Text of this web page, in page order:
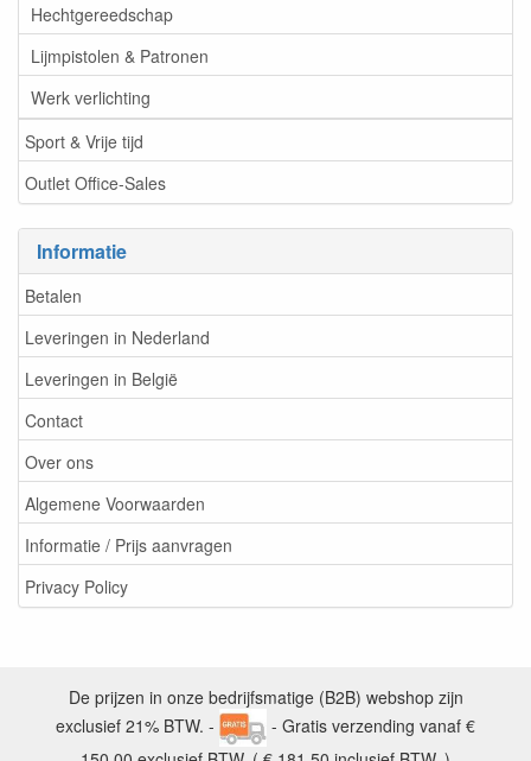
Hechtgereedschap
Lijmpistolen & Patronen
Werk verlichting
Sport & Vrije tijd
Outlet Office-Sales
Informatie
Betalen
Leveringen in Nederland
Leveringen in België
Contact
Over ons
Algemene Voorwaarden
Informatie / Prijs aanvragen
Privacy Policy
De prijzen in onze bedrijfsmatige (B2B) webshop zijn
exclusief 21% BTW. -
- Gratis verzending vanaf €